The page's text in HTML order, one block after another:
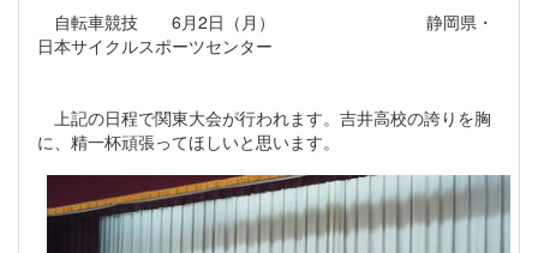
自転車競技 6月2日（月） 静岡県・
日本サイクルスポーツセンター
上記の日程で関東大会が行われます。吉井高校の誇りを胸
に、精一杯頑張ってほしいと思います。